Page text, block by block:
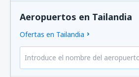
Aeropuertos en Tailandia
Ofertas en Tailandia